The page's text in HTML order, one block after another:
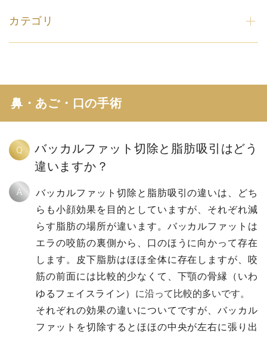
カテゴリ
鼻・あご・口の手術
Q
バッカルファット切除と脂肪吸引はどう
違いますか？
A
バッカルファット切除と脂肪吸引の違いは、どち
らも小顔効果を目的としていますが、それぞれ減
らす脂肪の場所が違います。バッカルファットは
エラの咬筋の裏側から、口のほうに向かって存在
します。皮下脂肪はほほ全体に存在しますが、咬
筋の前面には比較的少なくて、下顎の骨縁（いわ
ゆるフェイスライン） に沿って比較的多いです。
それぞれの効果の違いについてですが、バッカル
ファットを切除するとほほの中央が左右に張り出